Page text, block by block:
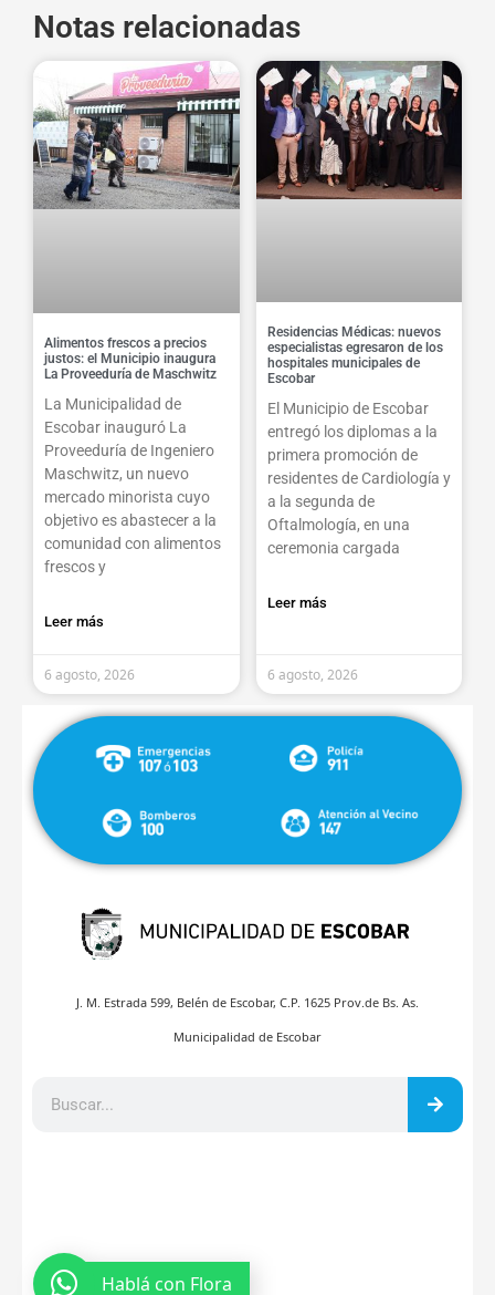
Notas relacionadas
Alimentos frescos a precios
justos: el Municipio inaugura
La Proveeduría de Maschwitz
La Municipalidad de
Escobar inauguró La
Proveeduría de Ingeniero
Maschwitz, un nuevo
mercado minorista cuyo
objetivo es abastecer a la
comunidad con alimentos
frescos y
Leer más
6 agosto, 2026
Residencias Médicas: nuevos
especialistas egresaron de los
hospitales municipales de
Escobar
El Municipio de Escobar
entregó los diplomas a la
primera promoción de
residentes de Cardiología y
a la segunda de
Oftalmología, en una
ceremonia cargada
Leer más
6 agosto, 2026
J. M. Estrada 599, Belén de Escobar, C.P. 1625 Prov.de Bs. As.
Municipalidad de Escobar
Hablá con Flora